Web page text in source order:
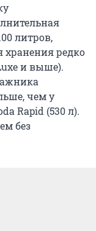
литров,
хранения редко
и выше).
чем у
Rapid (530 л).
без